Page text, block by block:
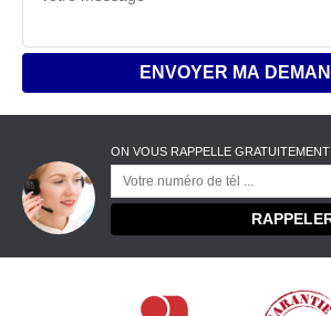
ON VOUS RAPPELLE GRATUITEMENT